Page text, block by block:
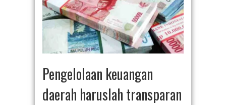
Pengelolaan keuangan
daerah haruslah transparan